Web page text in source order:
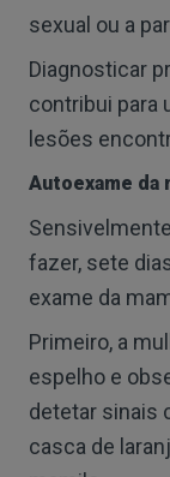
sexual ou a
Diagnosticar
contribui para
lesões
Autoexame da
fazer, sete
exame da
Primeiro, a
espelho e
detetar sinais
casca de